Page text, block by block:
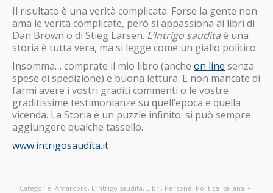
Il risultato è una verità complicata. Forse la gente non
ama le verità complicate, però si appassiona ai libri di
Dan Brown o di Stieg Larsen. L’Intrigo sauditaè una
storia è tutta vera, ma si legge come un giallo politico.
Insomma… comprate il mio libro (anche on line senza
spese di spedizione) e buona lettura. E non mancate di
farmi avere i vostri graditi commenti o le vostre
graditissime testimonianze su quell’epoca e quella
vicenda. La Storia è un puzzle infinito: si può sempre
aggiungere qualche tassello.
www.intrigosaudita.it
Categorie: Amarcord, L'intrigo saudita, Libri, Persone, Politica italiana